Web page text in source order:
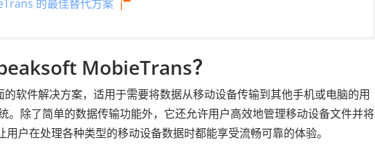
的最佳替代方案
MobieTrans？
软件解决方案，适用于需要将数据从移动设备传输到其他手机或电脑的用
除了简单的数据传输功能外，它还允许用户高效地管理移动设备文件并将
户在处理各种类型的移动设备数据时都能享受流畅可靠的体验。